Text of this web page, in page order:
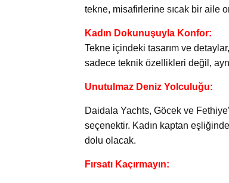
tekne, misafirlerine sıcak bir aile
Kadın Dokunuşuyla Konfor:
Tekne içindeki tasarım ve
sadece teknik özellikleri değil,
Unutulmaz Deniz Yolculuğu:
Daidala Yachts, Göcek ve
seçenektir. Kadın kaptan
dolu olacak.
Fırsatı Kaçırmayın: